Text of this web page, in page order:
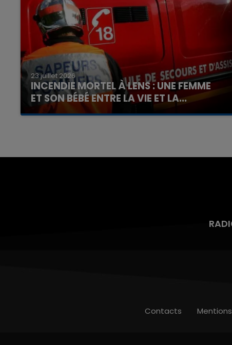
23 juillet 2026
INCENDIE MORTEL À LENS : UNE FEMME
ET SON BÉBÉ ENTRE LA VIE ET LA...
Un homme s'est immolé par le feu après avoir
Contacts